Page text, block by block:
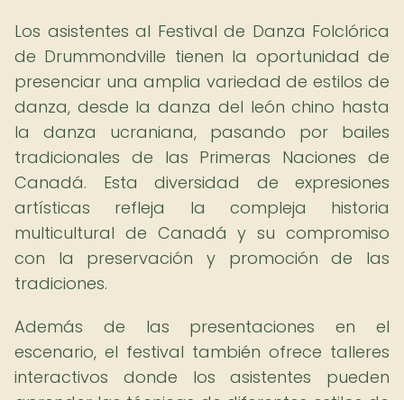
Los asistentes al Festival de Danza Folclórica
de Drummondville tienen la oportunidad de
presenciar una amplia variedad de estilos de
danza, desde la danza del león chino hasta
la danza ucraniana, pasando por bailes
tradicionales de las Primeras Naciones de
Canadá. Esta diversidad de expresiones
artísticas refleja la compleja historia
multicultural de Canadá y su compromiso
con la preservación y promoción de las
tradiciones.
Además de las presentaciones en el
escenario, el festival también ofrece talleres
interactivos donde los asistentes pueden